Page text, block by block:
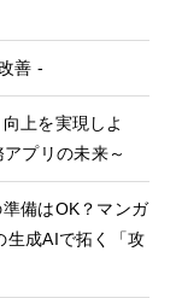
善 -
上を実現しよ
プリの未来～
備はOK？マンガ
生成AIで拓く「攻